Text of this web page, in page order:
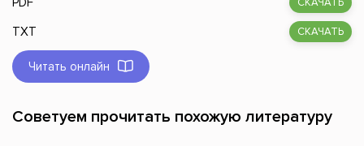
СКАЧАТЬ
TXT СКАЧАТЬ
Читать онлайн
Советуем прочитать похожую литературу